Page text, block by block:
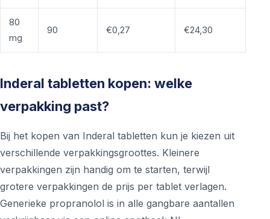
80
mg
90 €0,27 €24,30
Inderal tabletten kopen: welke
verpakking past?
Bij het kopen van Inderal tabletten kun je kiezen uit
verschillende verpakkingsgroottes. Kleinere
verpakkingen zijn handig om te starten, terwijl
grotere verpakkingen de prijs per tablet verlagen.
Generieke propranolol is in alle gangbare aantallen